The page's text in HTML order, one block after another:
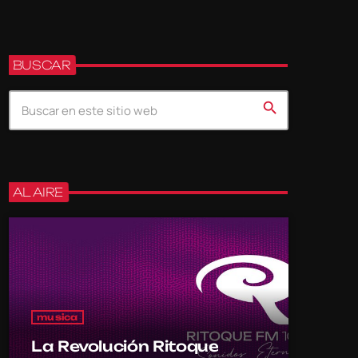
BUSCAR
search
AL AIRE
musica
La Revolución Ritoque